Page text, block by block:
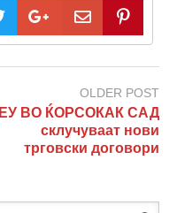
OLDER POST
ЕУ ВО ЌОРСОКАК САД
склучуваат нови
трговски договори